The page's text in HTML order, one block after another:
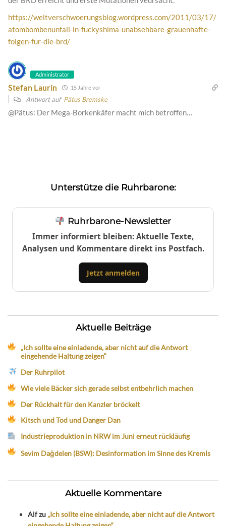
https://weltverschwoerungsblog.wordpress.com/2011/03/17/
atombombenunfall-in-fuckyshima-unabsehbare-grauenhafte-
folgen-fur-die-brd/
Administrator
Stefan Laurin 15 Jahre vor
Antwort auf Pätus Bremske
@Pätus: Der Mega-Borkenkäfer macht mich betroffen…
Unterstütze die Ruhrbarone:
Ruhrbarone-Newsletter
Immer informiert bleiben: Aktuelle Texte,
Analysen und Kommentare direkt ins Postfach.
Jetzt anmelden
Aktuelle Beiträge
„Ich sollte eine einladende, aber nicht auf die Antwort
eingehende Haltung zeigen“
Der Ruhrpilot
Wie viele Bäcker sich gerade selbst entbehrlich machen
Der Rückhalt für den Kanzler bröckelt
Kitsch und Tod und Danger Dan
Industrieproduktion in NRW im Juni erneut rückläufig
Sevim Dağdelen (BSW): Desinformation im Sinne des Kremls
Aktuelle Kommentare
Alfzu „Ich sollte eine einladende, aber nicht auf die Antwort